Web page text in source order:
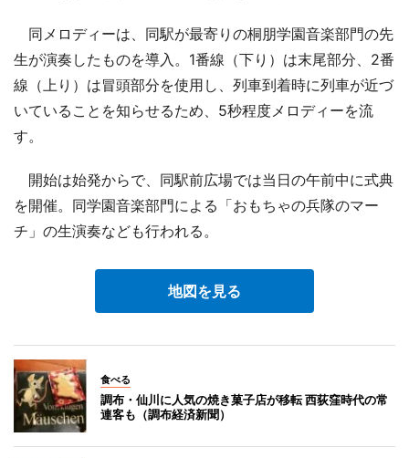
同メロディーは、同駅が最寄りの桐朋学園音楽部門の先
生が演奏したものを導入。1番線（下り）は末尾部分、2番
線（上り）は冒頭部分を使用し、列車到着時に列車が近づ
いていることを知らせるため、5秒程度メロディーを流
す。
開始は始発からで、同駅前広場では当日の午前中に式典
を開催。同学園音楽部門による「おもちゃの兵隊のマー
チ」の生演奏なども行われる。
地図を見る
食べる
調布・仙川に人気の焼き菓子店が移転 西荻窪時代の常
連客も（調布経済新聞）